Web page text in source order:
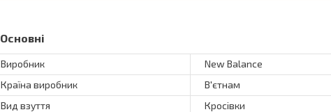
Основні
Виробник
New Balance
Країна виробник
В'єтнам
Вид взуття
Кросівки